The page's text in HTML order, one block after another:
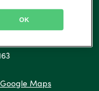
Maps
OK